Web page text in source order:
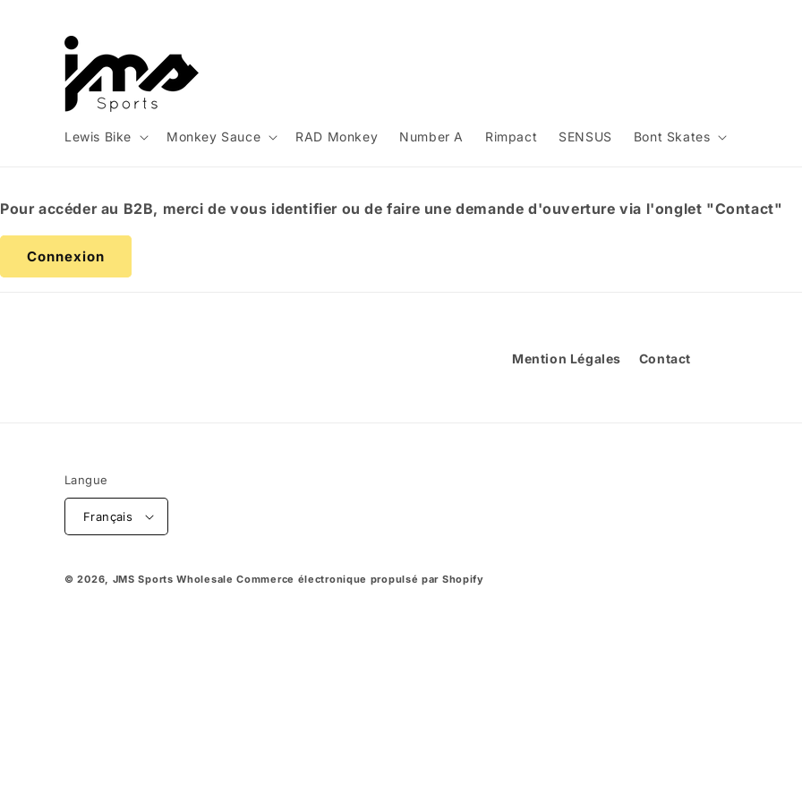
contenu
Lewis Bike Monkey Sauce RAD Monkey Number A Rimpact SENSUS Bont Skates
Pour accéder au B2B, merci de vous identifier ou de faire une demande d'ouverture via l'onglet "Contact"
Connexion
Mention Légales Contact
Langue
Français
© 2026, JMS Sports Wholesale Commerce électronique propulsé par Shopify